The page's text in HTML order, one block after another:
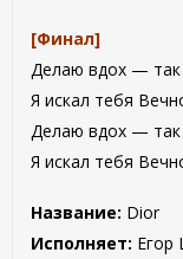
[Финал]
Делаю вдох — так
Я искал тебя
Делаю вдох — так
Я искал тебя
Название: Dior
Исполняет: Егор